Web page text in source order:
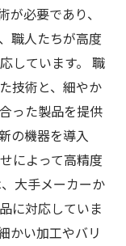
必要であり、
職人たちが高度
しています。 職
技術と、細やか
った製品を提供
の機器を導入
によって高精度
大手メーカーか
に対応していま
かい加工やバリ